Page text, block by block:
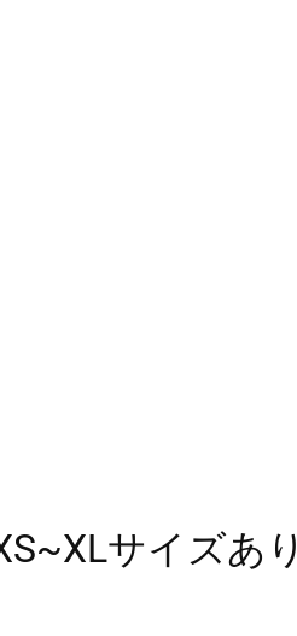
サイズあり